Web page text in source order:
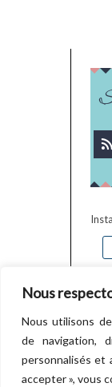
Nous
Nous utilisons
de navigation,
personnalisés et
accepter », vous